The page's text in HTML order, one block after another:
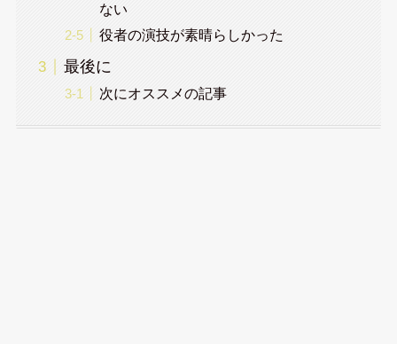
ない
役者の演技が素晴らしかった
最後に
次にオススメの記事